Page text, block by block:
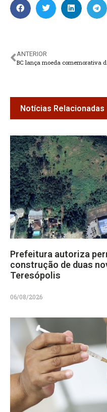
ANTERIOR
Notícias Relacionadas
Prefeitura autoriza
construção de duas
Teresópolis
06/08/2026